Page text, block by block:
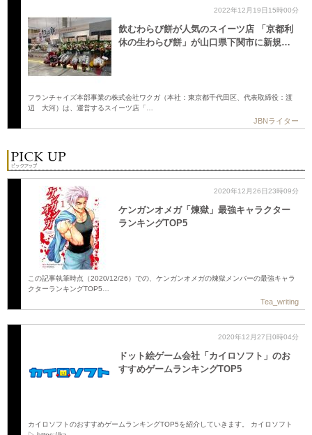
2022年12月19日15時00分
飲むわらび餅が人気のスイーツ店 「京都利
休の生わらび餅」が山口県下関市に新規…
フランチャイズ本部事業の株式会社ワクガ（本社：東京都千代田区、代表取締役：渡
辺 大河）は、運営するスイーツ店「…
JBNライター
2020年12月26日23時09分
ケンガンオメガ「煉獄」最強キャラクター
ランキングTOP5
この記事執筆時点（2020/12/26）での、ケンガンオメガの煉獄メンバーの最強キャラ
クターランキングTOP5…
Tea_writing
2020年12月27日0時04分
ドット絵ゲーム会社「カイロソフト」のお
すすめゲームランキングTOP5
カイロソフトのおすすめゲームランキングTOP5を紹介していきます。 カイロソフト